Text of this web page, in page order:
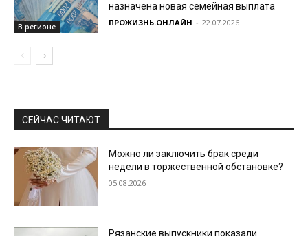
В регионе
назначена новая семейная выплата
ПРОЖИЗНЬ.ОНЛАЙН - 22.07.2026
СЕЙЧАС ЧИТАЮТ
Можно ли заключить брак среди
недели в торжественной обстановке?
05.08.2026
Рязанские выпускники показали